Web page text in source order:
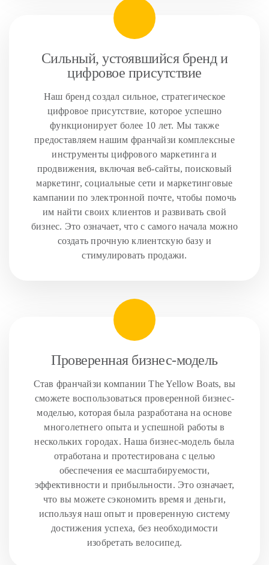
Сильный, устоявшийся бренд и
цифровое присутствие
Наш бренд создал сильное, стратегическое
цифровое присутствие, которое успешно
функционирует более 10 лет. Мы также
предоставляем нашим франчайзи комплексные
инструменты цифрового маркетинга и
продвижения, включая веб-сайты, поисковый
маркетинг, социальные сети и маркетинговые
кампании по электронной почте, чтобы помочь
им найти своих клиентов и развивать свой
бизнес. Это означает, что с самого начала можно
создать прочную клиентскую базу и
стимулировать продажи.
Проверенная бизнес-модель
Став франчайзи компании The Yellow Boats, вы
сможете воспользоваться проверенной бизнес-
моделью, которая была разработана на основе
многолетнего опыта и успешной работы в
нескольких городах. Наша бизнес-модель была
отработана и протестирована с целью
обеспечения ее масштабируемости,
эффективности и прибыльности. Это означает,
что вы можете сэкономить время и деньги,
используя наш опыт и проверенную систему
достижения успеха, без необходимости
изобретать велосипед.